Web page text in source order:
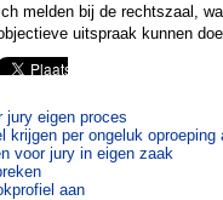
melden bij de rechtszaal,
uitspraak kunnen
jury eigen proces
krijgen per ongeluk oproeping
voor jury in eigen zaak
aan